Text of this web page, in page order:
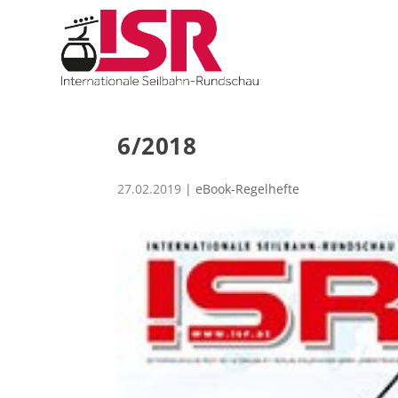
6/2018
27.02.2019 | eBook-Regelhefte